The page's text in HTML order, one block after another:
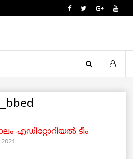
എഡിറ്റോറിയല്‍ ടീം